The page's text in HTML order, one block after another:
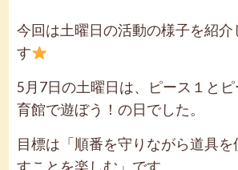
今回は土曜日の活動の様子を紹介
す
5月7日の土曜日は、ピース１と
育館で遊ぼう！の日でした。
目標は「順番を守りながら道具